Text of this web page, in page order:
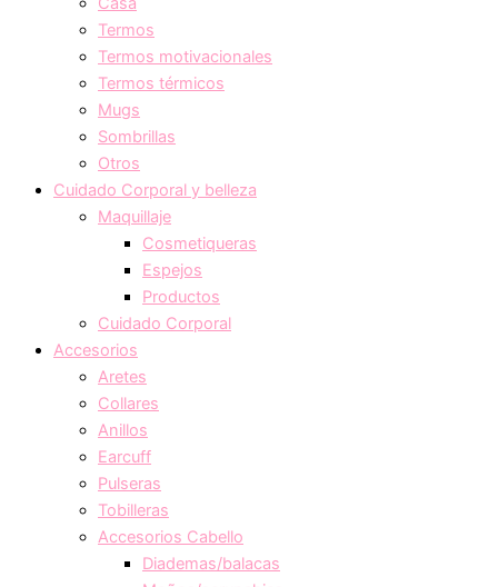
Termos
Termos motivacionales
Termos térmicos
Mugs
Sombrillas
Otros
Cuidado Corporal y belleza
Maquillaje
Cosmetiqueras
Espejos
Productos
Cuidado Corporal
Accesorios
Aretes
Collares
Anillos
Earcuff
Pulseras
Tobilleras
Accesorios Cabello
Diademas/balacas